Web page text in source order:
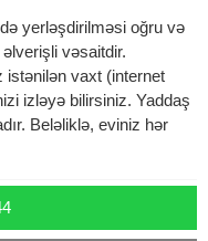
yerləşdirilməsi oğru və
vəsaitdir.
istənilən vaxt (internet
izləyə bilirsiniz. Yaddaş
Beləliklə, eviniz hər